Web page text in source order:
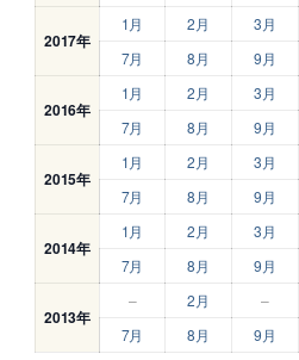
2017年
1月 2月 3月
7月
8月 9月
2016年
1月 2月 3月
7月
8月 9月
2015年
1月 2月 3月
7月
8月 9月
2014年
1月 2月 3月
7月
8月 9月
2013年
– 2月 –
7月
8月 9月